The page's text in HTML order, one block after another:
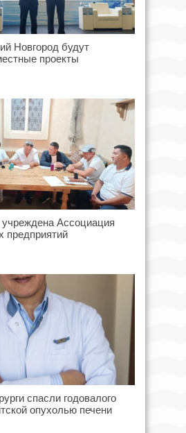
Новгород будут
проекты
Ассоциация
предприятий
спасли годовалого
опухолью печени